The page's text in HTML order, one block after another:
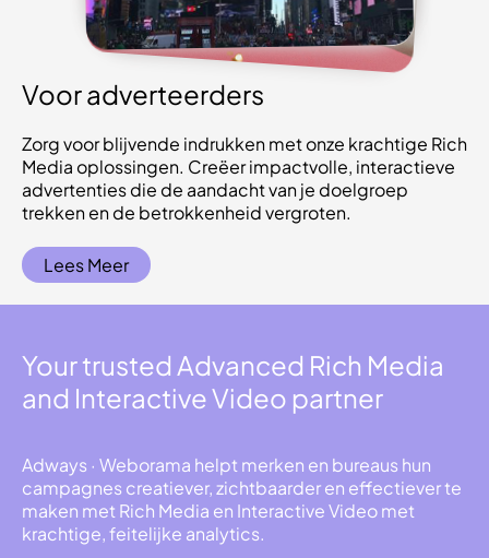
Voor adverteerders
Zorg voor blijvende indrukken met onze krachtige Rich
Media oplossingen. Creëer impactvolle, interactieve
advertenties die de aandacht van je doelgroep
trekken en de betrokkenheid vergroten.
Lees Meer
Your trusted Advanced Rich Media
and Interactive Video partner
Adways · Weborama helpt merken en bureaus hun
campagnes creatiever, zichtbaarder en effectiever te
maken met Rich Media en Interactive Video met
krachtige, feitelijke analytics.